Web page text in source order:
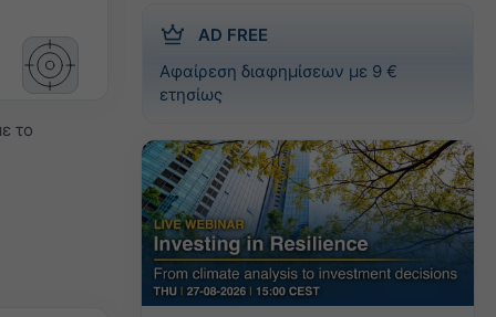
AD FREE
Αφαίρεση διαφημίσεων με 9 €
ετησίως
το